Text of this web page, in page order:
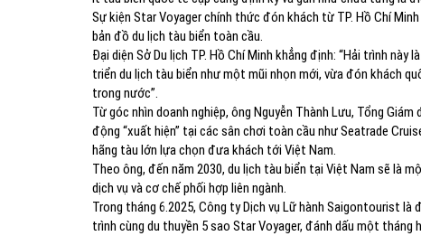
Sự kiện Star Voyager chính thức đón khách từ TP. Hồ Chí
bản đồ du lịch tàu biển toàn cầu.
Đại diện Sở Du lịch TP. Hồ Chí Minh khẳng định: “Hải trình
triển du lịch tàu biển như một mũi nhọn mới, vừa đón khách
trong nước”.
Từ góc nhìn doanh nghiệp, ông Nguyễn Thành Lưu, Tổng
động “xuất hiện” tại các sân chơi toàn cầu như Seatrade
hãng tàu lớn lựa chọn đưa khách tới Việt Nam.
Theo ông, đến năm 2030, du lịch tàu biển tại Việt Nam sẽ là
dịch vụ và cơ chế phối hợp liên ngành.
Trong tháng 6.2025, Công ty Dịch vụ Lữ hành Saigontourist
trình cùng du thuyền 5 sao Star Voyager, đánh dấu một tháng